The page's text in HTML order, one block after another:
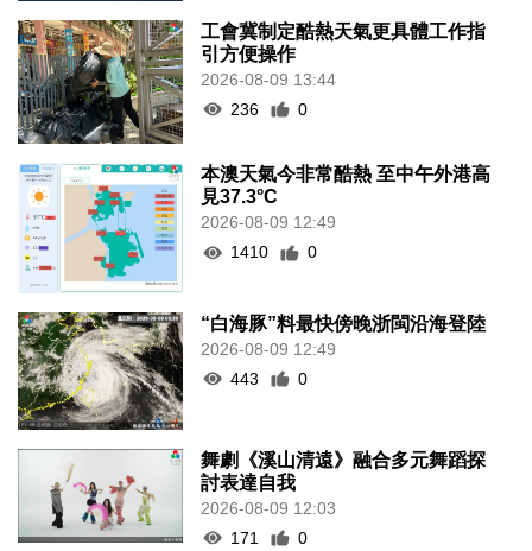
工會冀制定酷熱天氣更具體工作指
引方便操作
2026-08-09 13:44
236
0
本澳天氣今非常酷熱 至中午外港高
見37.3°C
2026-08-09 12:49
1410
0
“白海豚”料最快傍晚浙閩沿海登陸
2026-08-09 12:49
443
0
舞劇《溪山清遠》融合多元舞蹈探
討表達自我
2026-08-09 12:03
171
0